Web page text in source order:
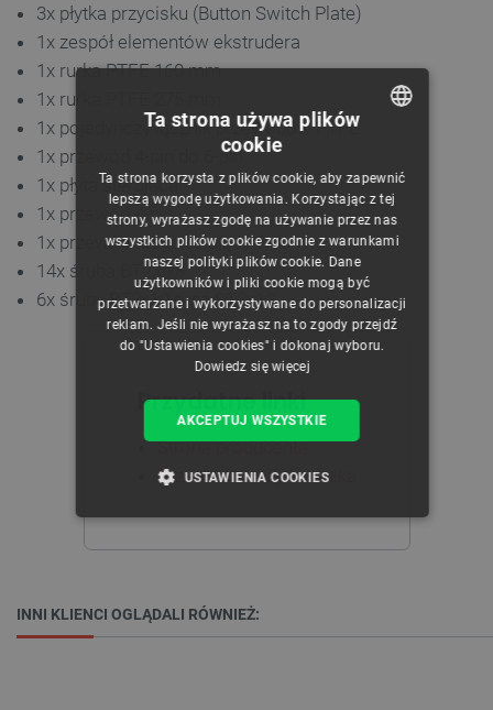
3x płytka przycisku (Button Switch Plate)
1x zespół elementów ekstrudera
1x rurka PTFE 160 mm
1x rurka PTFE 275 mm
1x pojedynczy łącznik przewodów PTFE
1x przewód 4-pin do 6-pin
1x płyta sterująca
1x przewód 4-pin
1x przewód rozgałęziający 1-do-4
14x śruba BT2.6x8
6x śruby BT3x10 oraz ST3x12
Przydatne linki
Strona producenta
Przewodnik użytkownika
INNI KLIENCI OGLĄDALI RÓWNIEŻ:
CZECH
ENGLISH
GERMAN
Ta strona używa plików
cookie
Ta strona korzysta z plików cookie, aby zapewnić
lepszą wygodę użytkowania. Korzystając z tej
strony, wyrażasz zgodę na używanie przez nas
wszystkich plików cookie zgodnie z warunkami
naszej polityki plików cookie. Dane
użytkowników i pliki cookie mogą być
przetwarzane i wykorzystywane do personalizacji
reklam. Jeśli nie wyrażasz na to zgody przejdź
do "Ustawienia cookies" i dokonaj wyboru.
Dowiedz się więcej
AKCEPTUJ WSZYSTKIE
USTAWIENIA COOKIES